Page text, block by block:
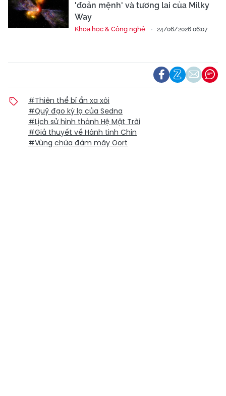
'đoản mệnh' và tương lai của Milky
Way
Khoa học & Công nghệ 24/06/2026 06:07
#Thiên thể bí ẩn xa xôi
#Quỹ đạo kỳ lạ của Sedna
#Lịch sử hình thành Hệ Mặt Trời
#Giả thuyết về Hành tinh Chín
#Vùng chứa đám mây Oort